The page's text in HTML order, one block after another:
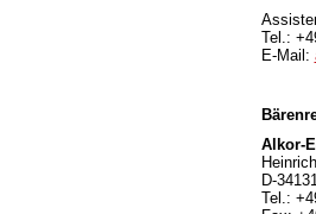
Tel.:
E-Mail:
Alkor-
D-
Tel.: